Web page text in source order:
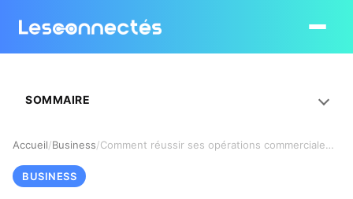
Ouvrir le
Accueil Business Comment réussir ses opérations commerciales multicanales ?
BUSINESS
SOMMAIRE